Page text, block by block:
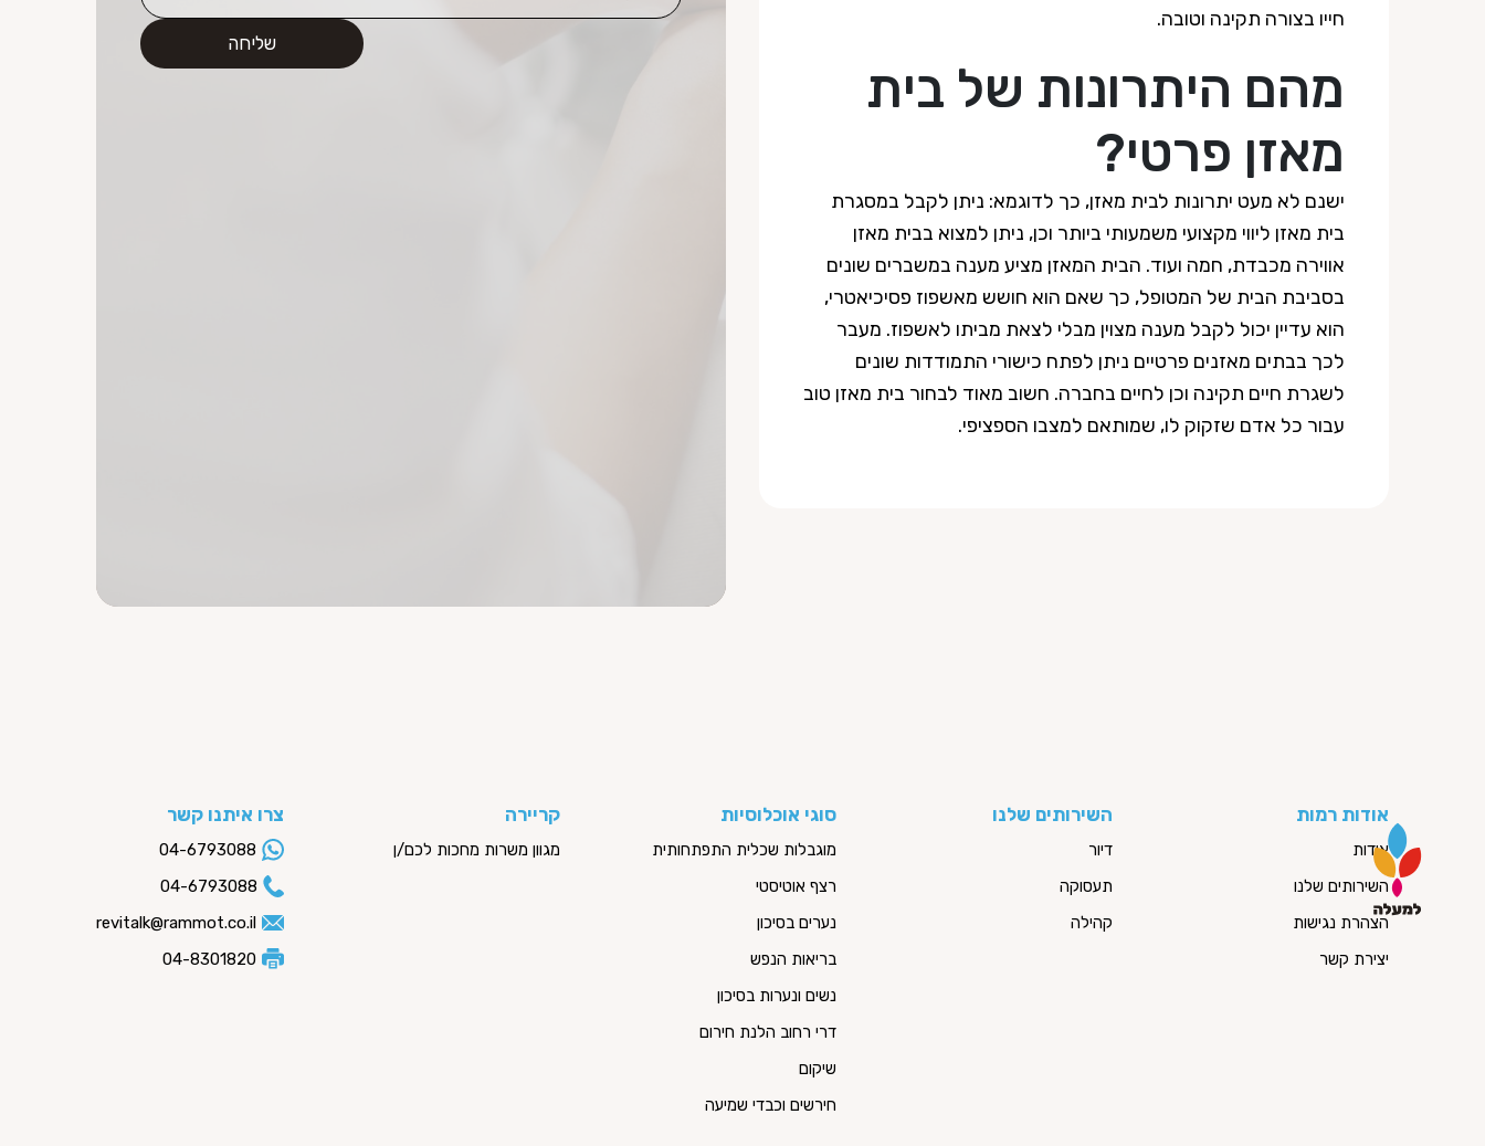
חייו בצורה תקינה וטובה.
מהם היתרונות של בית
מאזן פרטי?
ישנם לא מעט יתרונות לבית מאזן, כך לדוגמא: ניתן לקבל במסגרת
בית מאזן ליווי מקצועי משמעותי ביותר וכן, ניתן למצוא בבית מאזן
אווירה מכבדת, חמה ועוד. הבית המאזן מציע מענה במשברים שונים
בסביבת הבית של המטופל, כך שאם הוא חושש מאשפוז פסיכיאטרי,
הוא עדיין יכול לקבל מענה מצוין מבלי לצאת מביתו לאשפוז. מעבר
לכך בבתים מאזנים פרטיים ניתן לפתח כישורי התמודדות שונים
לשגרת חיים תקינה וכן לחיים בחברה. חשוב מאוד לבחור בית מאזן טוב
עבור כל אדם שזקוק לו, שמותאם למצבו הספציפי.
אודות רמות
אודות
השירותים שלנו
הצהרת נגישות
יצירת קשר
השירותים שלנו
דיור
תעסוקה
קהילה
סוגי אוכלוסיות
מוגבלות שכלית התפתחותית
רצף אוטיסטי
נערים בסיכון
בריאות הנפש
נשים ונערות בסיכון
דרי רחוב הלנת חירום
שיקום
חירשים וכבדי שמיעה
קריירה
מגוון משרות מחכות לכם/ן
צרו איתנו קשר
04-6793088
04-6793088
revitalk@rammot.co.il
04-8301820